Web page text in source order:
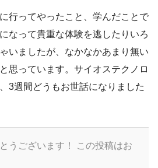
行ってやったこと、学んだことで
なって貴重な体験を逃したりいろ
いましたが、なかなかあまり無い
思っています。サイオステクノロ
3週間どうもお世話になりました
うございます！
この投稿はお